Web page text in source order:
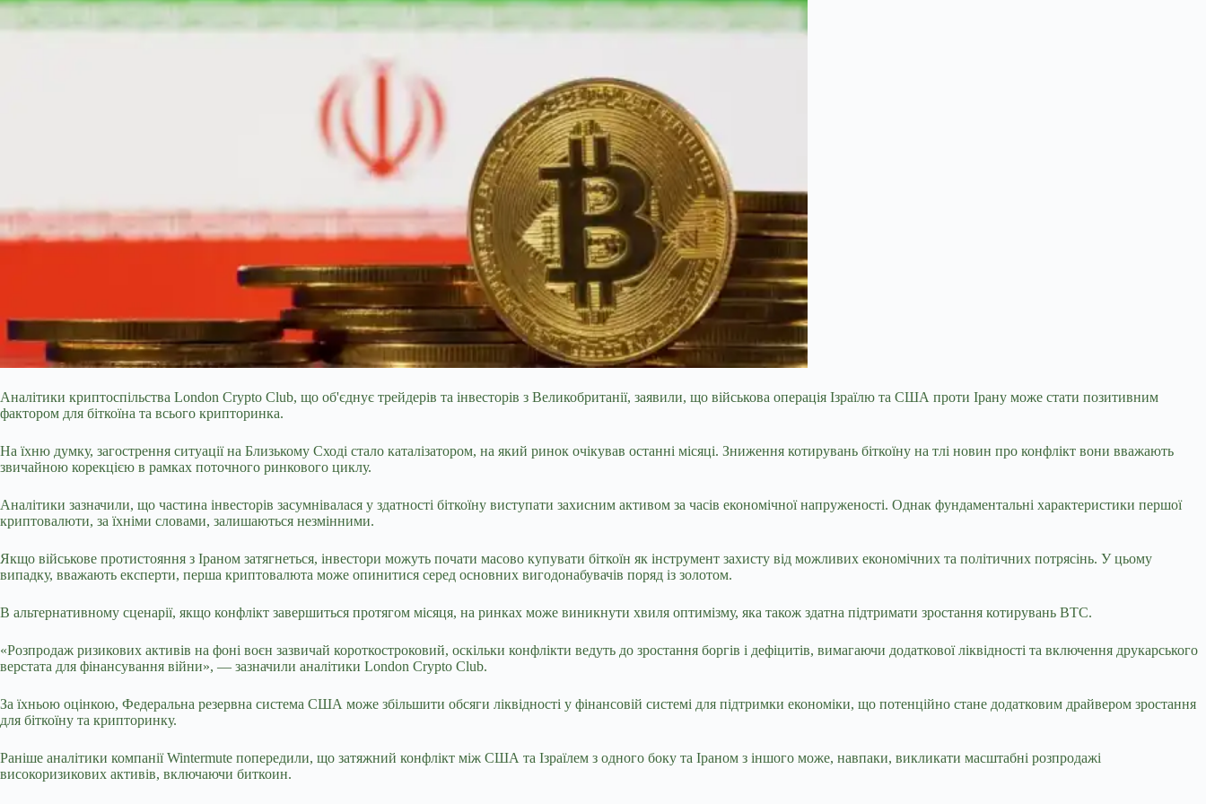
Аналітики криптоспільства London Crypto Club, що об'єднує трейдерів та інвесторів з Великобританії, заявили, що військова операція Ізраїлю та США проти Ірану може стати позитивним
фактором для біткоїна та всього крипторинка.
На їхню думку, загострення ситуації на Близькому Сході стало каталізатором, на який ринок очікував останні місяці. Зниження котирувань біткоїну на тлі новин про конфлікт вони вважають
звичайною корекцією в рамках поточного ринкового циклу.
Аналітики зазначили, що частина інвесторів засумнівалася у здатності біткоїну виступати захисним активом за часів економічної напруженості. Однак фундаментальні характеристики першої
криптовалюти, за їхніми словами, залишаються незмінними.
Якщо військове протистояння з Іраном затягнеться, інвестори можуть почати масово купувати біткоїн як інструмент захисту від можливих економічних та політичних потрясінь. У цьому
випадку, вважають експерти, перша криптовалюта може опинитися серед основних вигодонабувачів поряд із золотом.
В альтернативному сценарії, якщо конфлікт завершиться протягом місяця, на ринках може виникнути хвиля оптимізму, яка також здатна підтримати зростання котирувань BTC.
«Розпродаж ризикових активів на фоні воєн зазвичай короткостроковий, оскільки конфлікти ведуть до зростання боргів і дефіцитів, вимагаючи додаткової ліквідності та включення друкарського
верстата для фінансування війни», — зазначили аналітики London Crypto Club.
За їхньою оцінкою, Федеральна резервна система США може збільшити обсяги ліквідності у фінансовій системі для підтримки економіки, що потенційно стане додатковим драйвером зростання
для біткоїну та крипторинку.
Раніше аналітики компанії Wintermute попередили, що затяжний конфлікт між США та Ізраїлем з одного боку та Іраном з іншого може, навпаки, викликати масштабні розпродажі
високоризикових активів, включаючи биткоин.